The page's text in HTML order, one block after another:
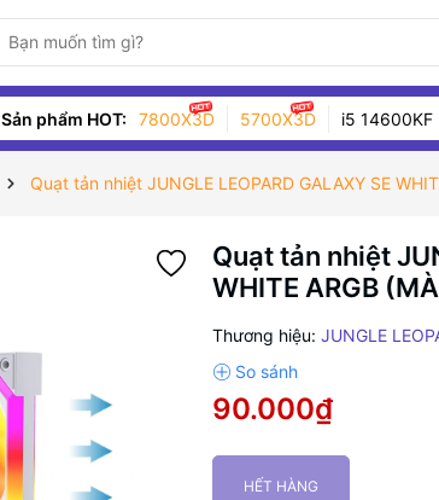
Sản phẩm HOT: 7800X3D 5700X3D i5 14600KF
Quạt tản nhiệt JUNGLE LEOPARD GALAXY SE
Quạt tản nhiệt
WHITE ARGB
Thương hiệu: JUNGLE
90.000₫
HẾT HÀNG